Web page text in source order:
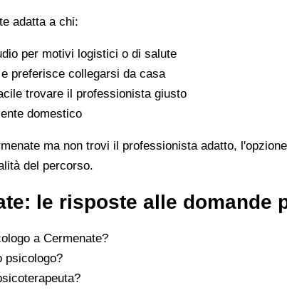
adatta a chi:
per motivi logistici o di salute
preferisce collegarsi da casa
trovare il professionista giusto
domestico
ma non trovi il professionista adatto,
del percorso.
le risposte alle domande
a Cermenate?
psicologo?